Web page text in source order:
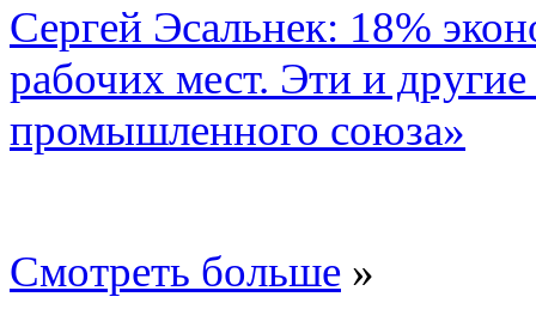
Сергей Эсальнек: 18%
рабочих мест. Эти и
промышленного союза»
Смотреть больше »